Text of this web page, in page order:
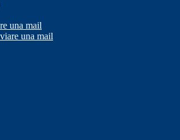
una mail
una mail